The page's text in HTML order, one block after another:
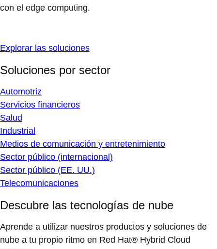
con el edge computing.
Explorar las soluciones
Soluciones por sector
Automotriz
Servicios financieros
Salud
Industrial
Medios de comunicación y entretenimiento
Sector público (internacional)
Sector público (EE. UU.)
Telecomunicaciones
Descubre las tecnologías de nube
Aprende a utilizar nuestros productos y soluciones de
nube a tu propio ritmo en Red Hat® Hybrid Cloud